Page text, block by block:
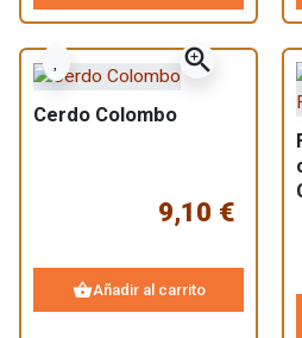
zoom_in
Cerdo Colombo
9,10 €
shopping_basketAñadir al carrito